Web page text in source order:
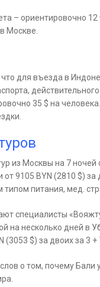
– ориентировочно
Москве.
для въезда в
35 $ на
из Москвы на 7
от 9105 BYN (2810 $)
питания, мед.
специалисты
на несколько дней в
(3053 $) за двоих за 3 +
о том, почему Бали